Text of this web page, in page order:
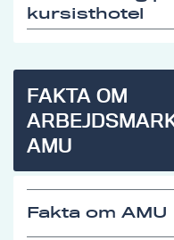
kursisthotel
FAKTA OM
AMU
Fakta om AMU